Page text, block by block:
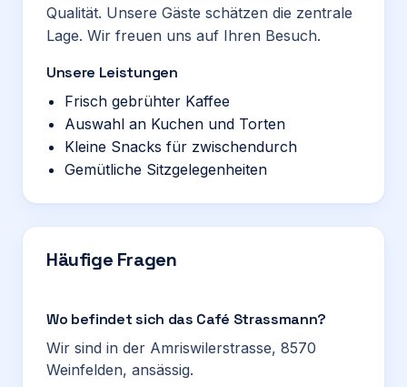
Qualität. Unsere Gäste schätzen die zentrale
Lage. Wir freuen uns auf Ihren Besuch.
Unsere Leistungen
Frisch gebrühter Kaffee
Auswahl an Kuchen und Torten
Kleine Snacks für zwischendurch
Gemütliche Sitzgelegenheiten
Häufige Fragen
Wo befindet sich das Café Strassmann?
Wir sind in der Amriswilerstrasse, 8570
Weinfelden, ansässig.